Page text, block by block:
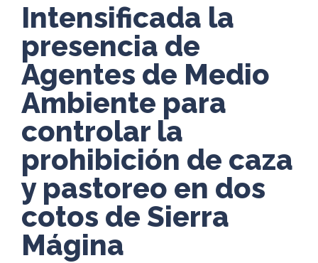
Intensificada la
presencia de
Agentes de Medio
Ambiente para
controlar la
prohibición de caza
y pastoreo en dos
cotos de Sierra
Mágina